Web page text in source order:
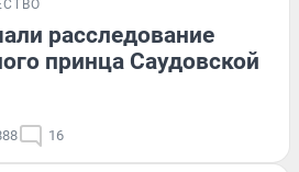
расследование
принца Саудовской
16